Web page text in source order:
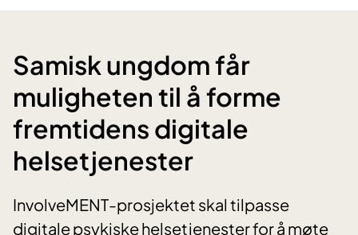
Samisk ungdom får
muligheten til å forme
fremtidens digitale
helsetjenester
InvolveMENT-prosjektet skal tilpasse
digitale psykiske helsetjenester for å møte